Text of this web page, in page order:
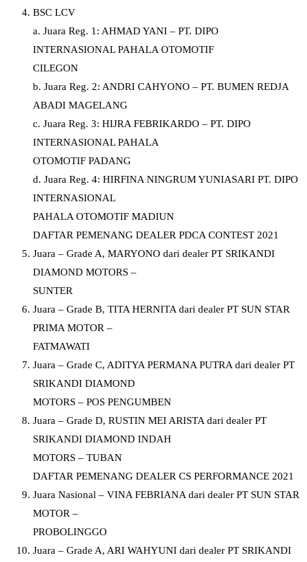
BSC LCV
a. Juara Reg. 1: AHMAD YANI – PT. DIPO
INTERNASIONAL PAHALA OTOMOTIF
CILEGON
b. Juara Reg. 2: ANDRI CAHYONO – PT. BUMEN REDJA
ABADI MAGELANG
c. Juara Reg. 3: HIJRA FEBRIKARDO – PT. DIPO
INTERNASIONAL PAHALA
OTOMOTIF PADANG
d. Juara Reg. 4: HIRFINA NINGRUM YUNIASARI PT. DIPO
INTERNASIONAL
PAHALA OTOMOTIF MADIUN
DAFTAR PEMENANG DEALER PDCA CONTEST 2021
Juara – Grade A, MARYONO dari dealer PT SRIKANDI
DIAMOND MOTORS –
SUNTER
Juara – Grade B, TITA HERNITA dari dealer PT SUN STAR
PRIMA MOTOR –
FATMAWATI
Juara – Grade C, ADITYA PERMANA PUTRA dari dealer PT
SRIKANDI DIAMOND
MOTORS – POS PENGUMBEN
Juara – Grade D, RUSTIN MEI ARISTA dari dealer PT
SRIKANDI DIAMOND INDAH
MOTORS – TUBAN
DAFTAR PEMENANG DEALER CS PERFORMANCE 2021
Juara Nasional – VINA FEBRIANA dari dealer PT SUN STAR
MOTOR –
PROBOLINGGO
Juara – Grade A, ARI WAHYUNI dari dealer PT SRIKANDI